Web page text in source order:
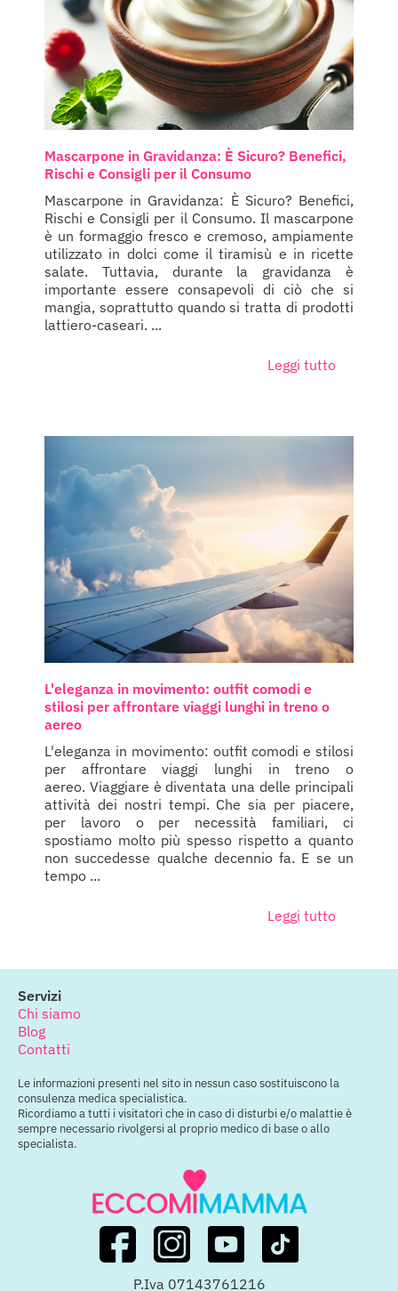
Mascarpone in Gravidanza: È Sicuro? Benefici,
Rischi e Consigli per il Consumo
Mascarpone in Gravidanza: È Sicuro? Benefici,
Rischi e Consigli per il Consumo. Il mascarpone
è un formaggio fresco e cremoso, ampiamente
utilizzato in dolci come il tiramisù e in ricette
salate. Tuttavia, durante la gravidanza è
importante essere consapevoli di ciò che si
mangia, soprattutto quando si tratta di prodotti
lattiero-caseari. ...
Leggi tutto
L'eleganza in movimento: outfit comodi e
stilosi per affrontare viaggi lunghi in treno o
aereo
L'eleganza in movimento: outfit comodi e stilosi
per affrontare viaggi lunghi in treno o
aereo. Viaggiare è diventata una delle principali
attività dei nostri tempi. Che sia per piacere,
per lavoro o per necessità familiari, ci
spostiamo molto più spesso rispetto a quanto
non succedesse qualche decennio fa. E se un
tempo ...
Leggi tutto
Servizi
Chi siamo
Blog
Contatti
Le informazioni presenti nel sito in nessun caso sostituiscono la
consulenza medica specialistica.
Ricordiamo a tutti i visitatori che in caso di disturbi e/o malattie è
sempre necessario rivolgersi al proprio medico di base o allo
specialista.
P.Iva 07143761216